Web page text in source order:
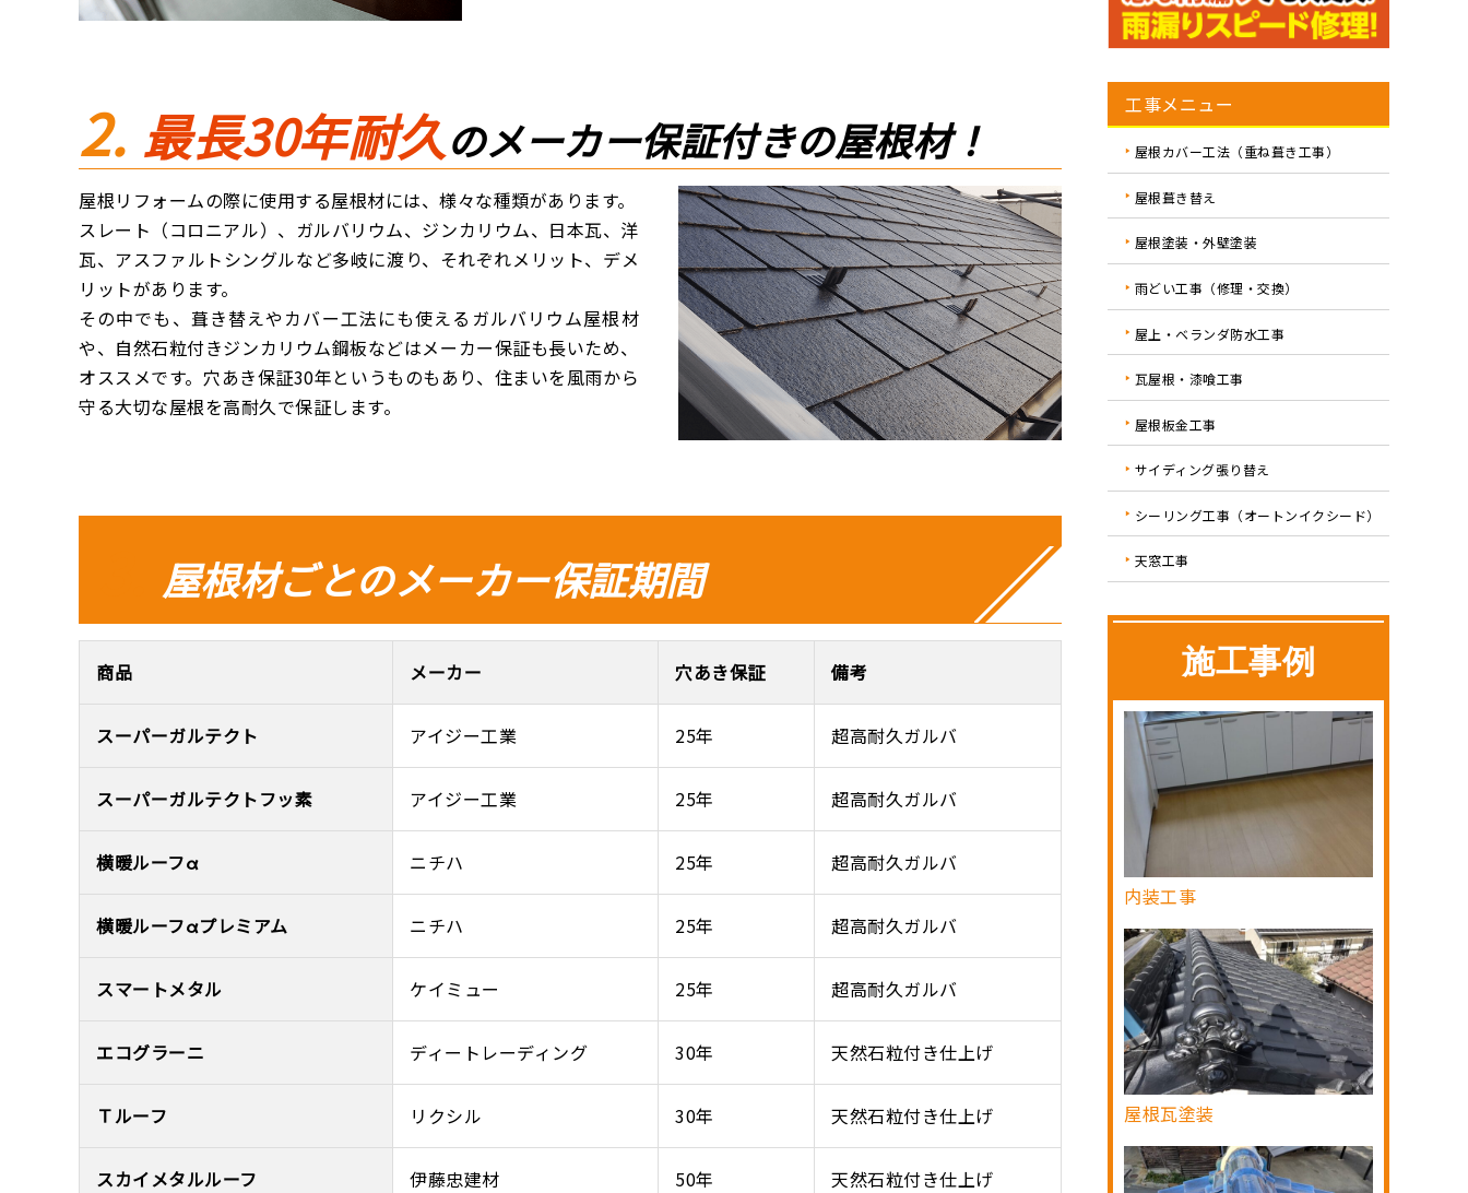
最長30年耐久のメーカー保証付きの屋根材！
屋根リフォームの際に使用する屋根材には、様々な種類があります。
スレート（コロニアル）、ガルバリウム、ジンカリウム、日本瓦、洋
瓦、アスファルトシングルなど多岐に渡り、それぞれメリット、デメ
リットがあります。
その中でも、葺き替えやカバー工法にも使えるガルバリウム屋根材
や、自然石粒付きジンカリウム鋼板などはメーカー保証も長いため、
オススメです。穴あき保証30年というものもあり、住まいを風雨から
守る大切な屋根を高耐久で保証します。
屋根材ごとのメーカー保証期間
商品 メーカー 穴あき保証 備考
スーパーガルテクト アイジー工業 25年 超高耐久ガルバ
スーパーガルテクトフッ素 アイジー工業 25年 超高耐久ガルバ
横暖ルーフα ニチハ 25年 超高耐久ガルバ
横暖ルーフαプレミアム ニチハ 25年 超高耐久ガルバ
スマートメタル ケイミュー 25年 超高耐久ガルバ
エコグラーニ ディートレーディング 30年 天然石粒付き仕上げ
Ｔルーフ リクシル 30年 天然石粒付き仕上げ
スカイメタルルーフ 伊藤忠建材 50年 天然石粒付き仕上げ
工事メニュー
屋根カバー工法（重ね葺き工事）
屋根葺き替え
屋根塗装・外壁塗装
雨どい工事（修理・交換）
屋上・ベランダ防水工事
瓦屋根・漆喰工事
屋根板金工事
サイディング張り替え
シーリング工事（オートンイクシード）
天窓工事
施工事例
内装工事
屋根瓦塗装